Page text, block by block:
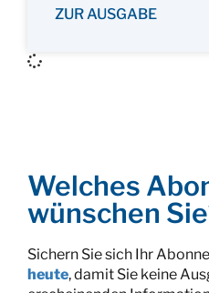
ZUR AUSGABE
Welches
wünschen
Sichern Sie sich Ihr
heute, damit Sie keine